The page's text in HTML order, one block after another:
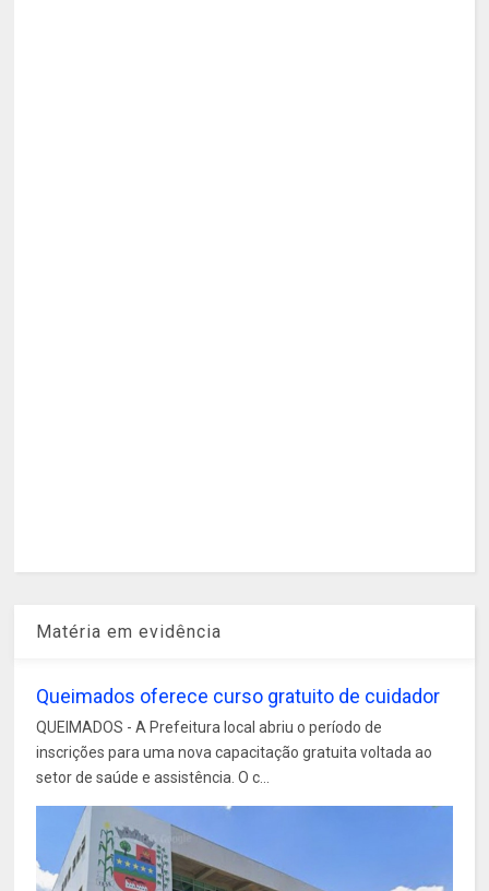
Matéria em evidência
Queimados oferece curso gratuito de cuidador
QUEIMADOS - A Prefeitura local abriu o período de
inscrições para uma nova capacitação gratuita voltada ao
setor de saúde e assistência. O c...